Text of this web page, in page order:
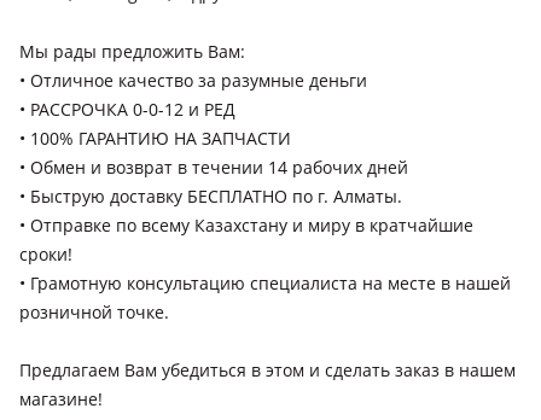
3 поколение рестайлинг
Honda CR-V
1999 - 2001 1 поколение рестайлинг (RD), 1995 - 1999 1
поколение (RD), 2004 - 2006 2 поколение рестайлинг (RD),
2001 - 2004 2 поколение (RD), 2006 - 2009 3 поколение (RE),
2012 - 2015 4 поколение (RM), 2009 - 2012 3 поколение
рестайлинг (RE), 2015 - 2018 4 поколение рестайлинг (RM),
2016 - н.в. 5 поколение (RW/RT)
Honda Element
2003 - 2006 1 поколение, 2006 - 2008 1 поколение
рестайлинг, 2008 - 2010 1 поколение [2-й рестайлинг]
Honda HR-V
рестайлинг (GH), 2015 - н.в. 2 поколение (RU)
Honda Insight
Мы рады предложить Вам:
• Отличное качество за разумные деньги
• РАССРОЧКА 0-0-12 и РЕД
• 100% ГАРАНТИЮ НА ЗАПЧАСТИ
• Обмен и возврат в течении 14 рабочих дней
• Быструю доставку БЕСПЛАТНО по г. Алматы.
• Отправкe по всему Казахстану и миру в кратчайшие
сроки!
• Грамотную консультацию специалиста на месте в нашей
розничной точке.
Предлагаем Вам убедиться в этом и сделать заказ в нашем
магазине!